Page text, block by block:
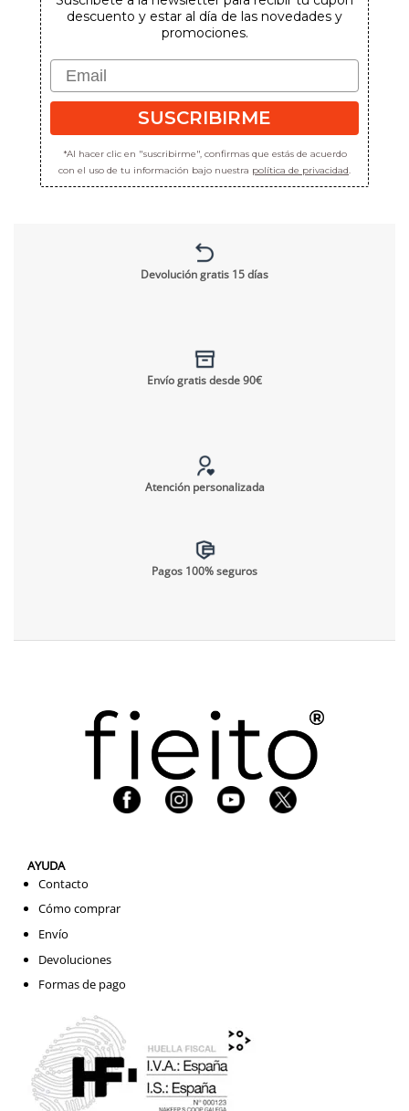
descuento y estar al día de las novedades y
promociones.
Email
SUSCRIBIRME
*Al hacer clic en "suscribirme", confirmas que estás de acuerdo
con el uso de tu información bajo nuestra política de privacidad.
Devolución gratis 15 días
Envío gratis desde 90€
Atención personalizada
Pagos 100% seguros
AYUDA
Contacto
Cómo comprar
Envío
Devoluciones
Formas de pago